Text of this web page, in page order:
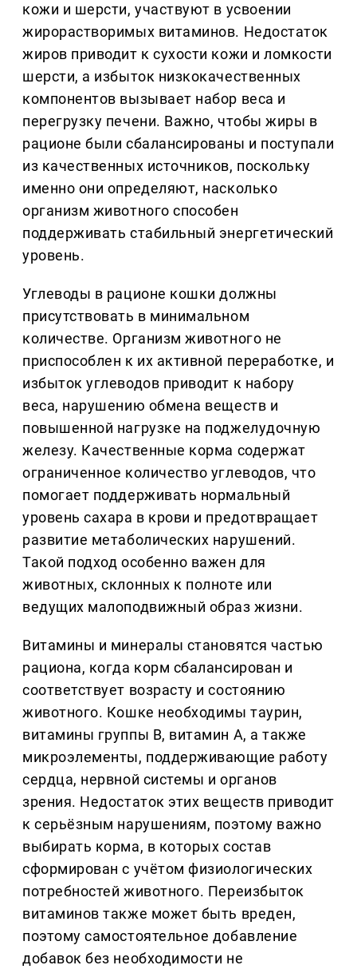
кожи и шерсти, участвуют в усвоении
жирорастворимых витаминов. Недостаток
жиров приводит к сухости кожи и ломкости
шерсти, а избыток низкокачественных
компонентов вызывает набор веса и
перегрузку печени. Важно, чтобы жиры в
рационе были сбалансированы и поступали
из качественных источников, поскольку
именно они определяют, насколько
организм животного способен
поддерживать стабильный энергетический
уровень.
Углеводы в рационе кошки должны
присутствовать в минимальном
количестве. Организм животного не
приспособлен к их активной переработке, и
избыток углеводов приводит к набору
веса, нарушению обмена веществ и
повышенной нагрузке на поджелудочную
железу. Качественные корма содержат
ограниченное количество углеводов, что
помогает поддерживать нормальный
уровень сахара в крови и предотвращает
развитие метаболических нарушений.
Такой подход особенно важен для
животных, склонных к полноте или
ведущих малоподвижный образ жизни.
Витамины и минералы становятся частью
рациона, когда корм сбалансирован и
соответствует возрасту и состоянию
животного. Кошке необходимы таурин,
витамины группы B, витамин A, а также
микроэлементы, поддерживающие работу
сердца, нервной системы и органов
зрения. Недостаток этих веществ приводит
к серьёзным нарушениям, поэтому важно
выбирать корма, в которых состав
сформирован с учётом физиологических
потребностей животного. Переизбыток
витаминов также может быть вреден,
поэтому самостоятельное добавление
добавок без необходимости не